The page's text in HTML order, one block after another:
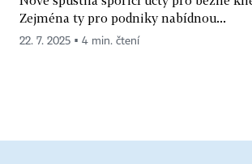
Zejména ty pro podniky nabídnou...
22. 7. 2025 ▪ 4 min. čtení